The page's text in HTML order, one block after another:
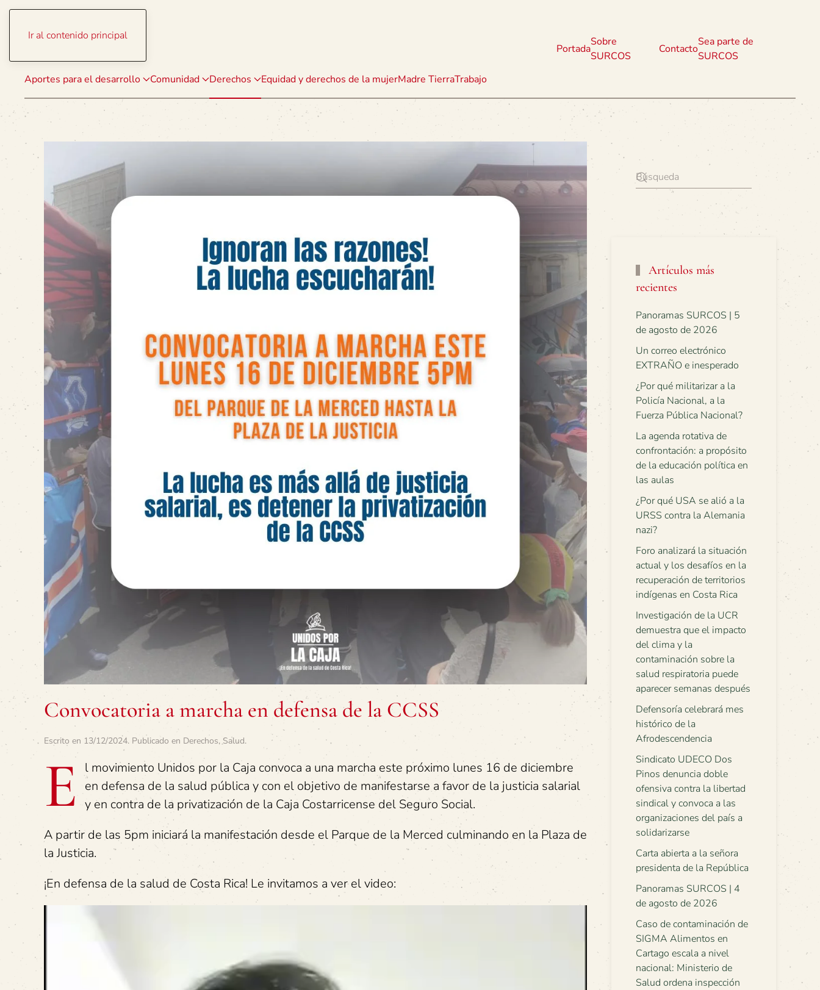
Ir al contenido principal
Aportes para el desarrollo Comunidad Derechos Equidad y derechos de la mujerMadre TierraTrabajo
Portada
Sobre
SURCOS
Contacto
Sea parte de
SURCOS
Convocatoria a marcha en defensa de la CCSS
Escrito en 13/12/2024. Publicado en Derechos,Salud.
E
l movimiento Unidos por la Caja convoca a una marcha este próximo lunes 16 de diciembre
en defensa de la salud pública y con el objetivo de manifestarse a favor de la justicia salarial
y en contra de la privatización de la Caja Costarricense del Seguro Social.
A partir de las 5pm iniciará la manifestación desde el Parque de la Merced culminando en la Plaza de
la Justicia.
¡En defensa de la salud de Costa Rica! Le invitamos a ver el video:
Artículos más
recientes
Panoramas SURCOS | 5
de agosto de 2026
Un correo electrónico
EXTRAÑO e inesperado
¿Por qué militarizar a la
Policía Nacional, a la
Fuerza Pública Nacional?
La agenda rotativa de
confrontación: a propósito
de la educación política en
las aulas
¿Por qué USA se alió a la
URSS contra la Alemania
nazi?
Foro analizará la situación
actual y los desafíos en la
recuperación de territorios
indígenas en Costa Rica
Investigación de la UCR
demuestra que el impacto
del clima y la
contaminación sobre la
salud respiratoria puede
aparecer semanas después
Defensoría celebrará mes
histórico de la
Afrodescendencia
Sindicato UDECO Dos
Pinos denuncia doble
ofensiva contra la libertad
sindical y convoca a las
organizaciones del país a
solidarizarse
Carta abierta a la señora
presidenta de la República
Panoramas SURCOS | 4
de agosto de 2026
Caso de contaminación de
SIGMA Alimentos en
Cartago escala a nivel
nacional: Ministerio de
Salud ordena inspección